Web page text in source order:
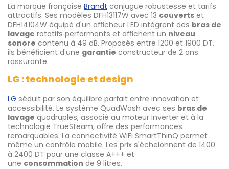
La marque française Brandt conjugue robustesse et tarifs
attractifs. Ses modèles DFH13117W avec 13 couverts et
DFH14104W équipé d'un afficheur LED intègrent des bras de
lavage rotatifs performants et affichent un niveau
sonore contenu à 49 dB. Proposés entre 1200 et 1900 DT,
ils bénéficient d'une garantie constructeur de 2 ans
rassurante.
LG : technologie et design
LG séduit par son équilibre parfait entre innovation et
accessibilité. Le système QuadWash avec ses bras de
lavage quadruples, associé au moteur inverter et à la
technologie TrueSteam, offre des performances
remarquables. La connectivité WiFi SmartThinQ permet
même un contrôle mobile. Les prix s'échelonnent de 1400
à 2400 DT pour une classe A+++ et
une consommation de 9 litres.